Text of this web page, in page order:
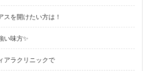
スを開けたい方は！
い味方✨
アラクリニックで